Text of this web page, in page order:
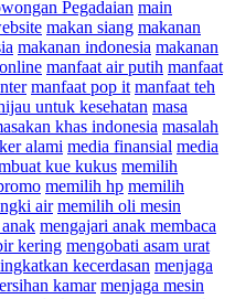
Pegadaian main
makan siang makanan
makanan indonesia makanan
manfaat air putih manfaat
manfaat pop it manfaat teh
untuk kesehatan masa
khas indonesia masalah
alami media finansial media
kue kukus memilih
memilih hp memilih
air memilih oli mesin
mengajari anak membaca
kering mengobati asam urat
kecerdasan menjaga
kamar menjaga mesin